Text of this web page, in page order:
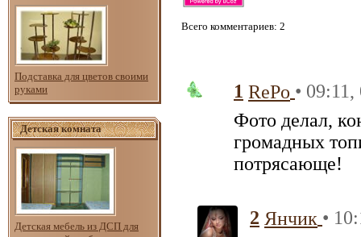
Подставка для цветов своими
руками
Детская комната
Детская мебель из ДСП для
Всего комментариев: 2
1 RePo •
Фото делал,
громадных
потрясающе!
2 Янчик •